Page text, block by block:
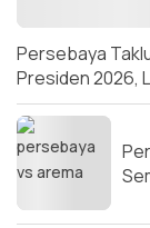
Persebaya
Presiden 2026,